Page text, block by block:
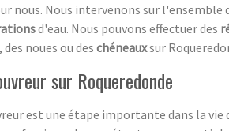
nous. Nous intervenons sur l'ensemble
d'eau. Nous pouvons effectuer des
, des noues ou des chéneauxsur
sur Roqueredonde
est une étape importante dans la